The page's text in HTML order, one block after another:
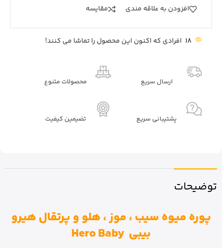
افزودن به علاقه مندی مقايسه
18 افرادی که اکنون این محصول را تماشا می کنند!
ارسال سریع محصولات متنوع
پشتیبانی سریع تضیمین کیفیت
توضیحات
پوره میوه سیب ، موز ، هلو و پرتقال هیرو
بیبی Hero Baby